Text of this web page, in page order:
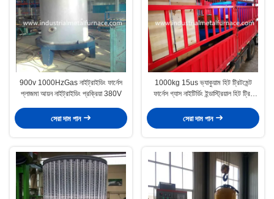
900v 1000HzGas নাইট্রাইডিং ফার্নেস
প্লাজমা আয়ন নাইট্রাইডিং প্রক্রিয়া 380V
সেরা দাম পান
1000kg 15us ভ্যাকুয়াম হিট ট্রিটমেন্ট
ফার্নেস গ্যাস নাইটির্ডিং ইন্ডাস্ট্রিয়াল হিট ট্রিট
সেরা দাম পান